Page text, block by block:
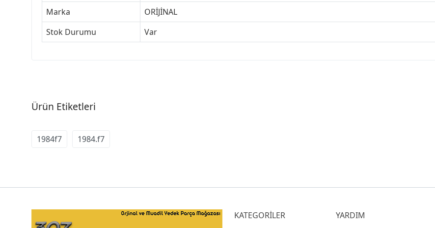
Marka
ORİJİNAL
Stok Durumu
Var
Ürün Etiketleri
1984f7 1984.f7
KATEGORİLER YARDIM